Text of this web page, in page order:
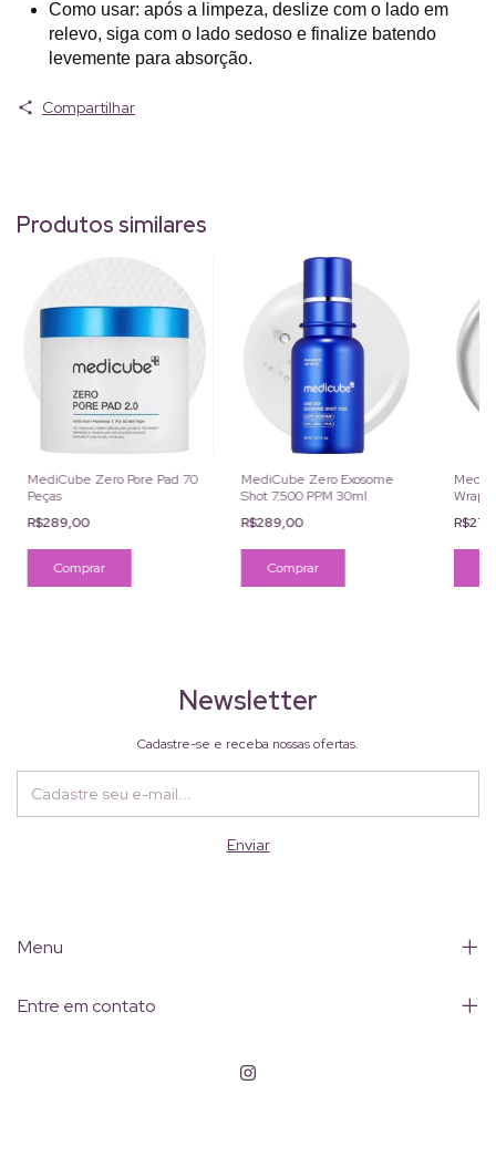
Como usar: após a limpeza, deslize com o lado em
relevo, siga com o lado sedoso e finalize batendo
levemente para absorção.
Compartilhar
Produtos similares
MediCube Zero Pore Pad 70
Peças
R$289,00
MediCube Zero Exosome
Shot 7.500 PPM 30ml
R$289,00
Newsletter
Cadastre-se e receba nossas ofertas.
Menu
Entre em contato